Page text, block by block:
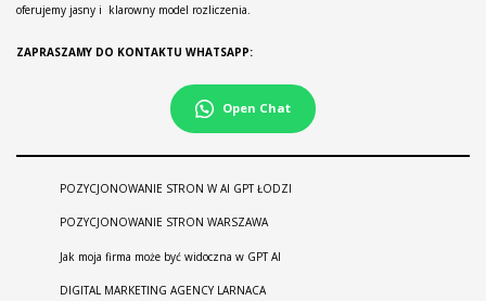
oferujemy jasny i klarowny model rozliczenia.
ZAPRASZAMY DO KONTAKTU WHATSAPP:
Open Chat
POZYCJONOWANIE STRON W AI GPT ŁODZI
POZYCJONOWANIE STRON WARSZAWA
Jak moja firma może być widoczna w GPT AI
DIGITAL MARKETING AGENCY LARNACA